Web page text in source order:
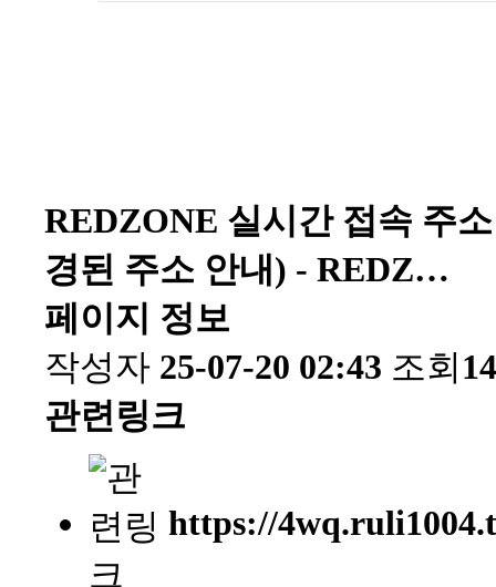
REDZONE 실시간 접속 주
경된 주소 안내) - REDZ…
페이지 정보
작성자 25-07-20 02:43 조회
관련링크
https://